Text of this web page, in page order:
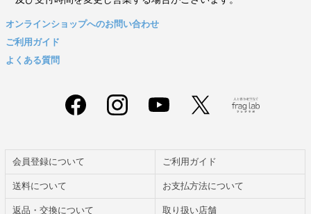
オンラインショップへのお問い合わせ
ご利用ガイド
よくある質問
会員登録について ご利用ガイド
送料について お支払方法について
返品・交換について 取り扱い店舗